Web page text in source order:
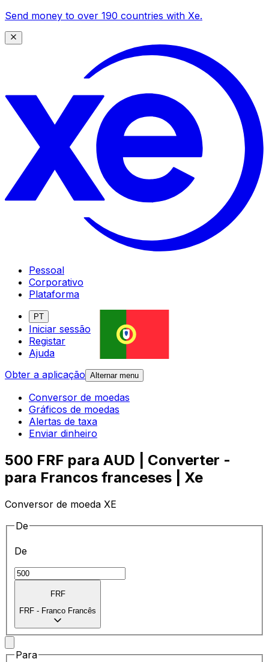
Send money to over 190 countries with Xe.
Pessoal
Corporativo
Plataforma
PT
Iniciar sessão
Registar
Ajuda
Obter a aplicação Alternar menu
Conversor de moedas
Gráficos de moedas
Alertas de taxa
Enviar dinheiro
500 FRF para AUD | Converter -
para Francos franceses | Xe
Conversor de moeda XE
De
De
FRF
FRF - Franco Francês
Para